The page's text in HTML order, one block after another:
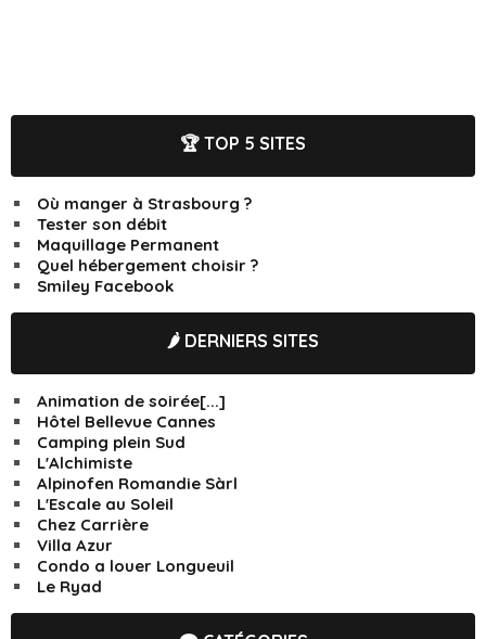
🏆 TOP 5 SITES
Où manger à Strasbourg ?
Tester son débit
Maquillage Permanent
Quel hébergement choisir ?
Smiley Facebook
🌶️ DERNIERS SITES
Animation de soirée[...]
Hôtel Bellevue Cannes
Camping plein Sud
L'Alchimiste
Alpinofen Romandie Sàrl
L'Escale au Soleil
Chez Carrière
Villa Azur
Condo a louer Longueuil
Le Ryad